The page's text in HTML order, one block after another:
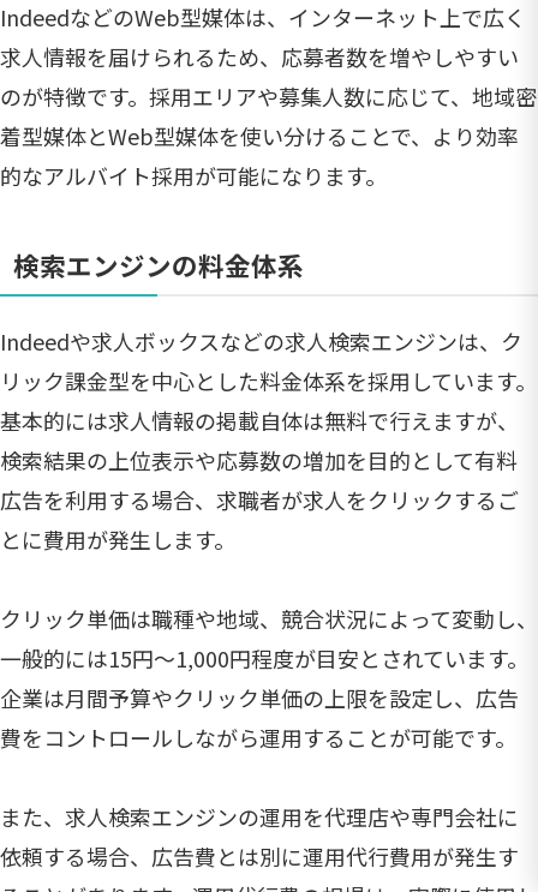
IndeedなどのWeb型媒体は、インターネット上で広く
求人情報を届けられるため、応募者数を増やしやすい
のが特徴です。採用エリアや募集人数に応じて、地域密
着型媒体とWeb型媒体を使い分けることで、より効率
的なアルバイト採用が可能になります。
検索エンジンの料金体系
Indeedや求人ボックスなどの求人検索エンジンは、ク
リック課金型を中心とした料金体系を採用しています。
基本的には求人情報の掲載自体は無料で行えますが、
検索結果の上位表示や応募数の増加を目的として有料
広告を利用する場合、求職者が求人をクリックするご
とに費用が発生します。
クリック単価は職種や地域、競合状況によって変動し、
一般的には15円〜1,000円程度が目安とされています。
企業は月間予算やクリック単価の上限を設定し、広告
費をコントロールしながら運用することが可能です。
また、求人検索エンジンの運用を代理店や専門会社に
依頼する場合、広告費とは別に運用代行費用が発生す